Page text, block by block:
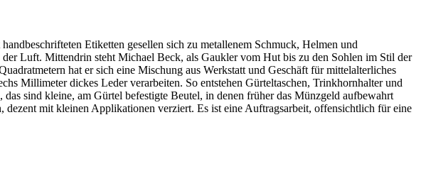
Etiketten gesellen sich zu metallenem Schmuck, Helmen und
Luft. Mittendrin steht Michael Beck, als Gaukler vom Hut bis zu den Sohlen im Stil der
hat er sich eine Mischung aus Werkstatt und Geschäft für mittelalterliches
Millimeter dickes Leder verarbeiten. So entstehen Gürteltaschen, Trinkhornhalter und
sind kleine, am Gürtel befestigte Beutel, in denen früher das Münzgeld aufbewahrt
mit kleinen Applikationen verziert. Es ist eine Auftragsarbeit, offensichtlich für eine